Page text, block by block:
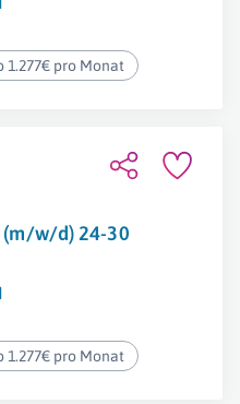
1.277€ pro Monat
w/d) 24-30
1.277€ pro Monat